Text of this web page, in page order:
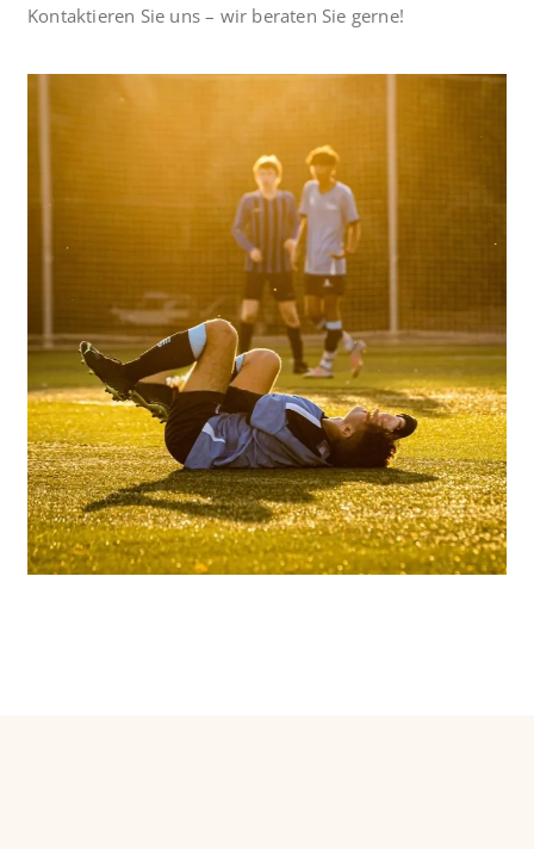
Kontaktieren Sie uns – wir beraten Sie gerne!